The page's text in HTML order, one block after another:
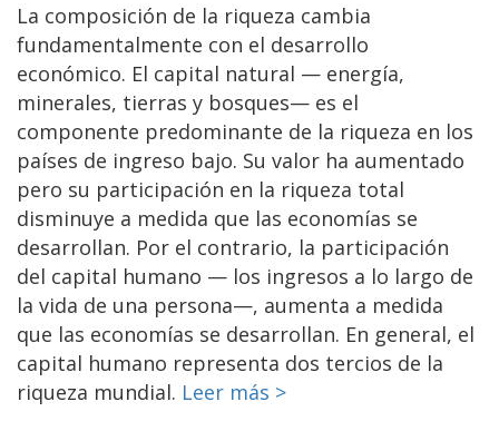
La composición de la riqueza cambia
fundamentalmente con el desarrollo
económico. El capital natural — energía,
minerales, tierras y bosques— es el
componente predominante de la riqueza en los
países de ingreso bajo. Su valor ha aumentado
pero su participación en la riqueza total
disminuye a medida que las economías se
desarrollan. Por el contrario, la participación
del capital humano — los ingresos a lo largo de
la vida de una persona—, aumenta a medida
que las economías se desarrollan. En general, el
capital humano representa dos tercios de la
riqueza mundial. Leer más >